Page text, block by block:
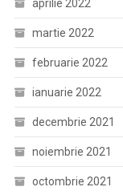
aprilie 2022
martie 2022
februarie 2022
ianuarie 2022
decembrie 2021
noiembrie 2021
octombrie 2021